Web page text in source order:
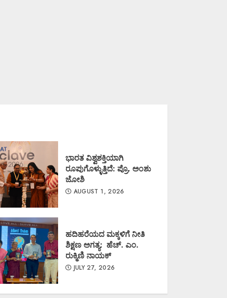
ಭಾರತ ವಿಶ್ವಶಕ್ತಿಯಾಗಿ
ರೂಪುಗೊಳ್ಳುತ್ತಿದೆ: ಪ್ರೊ. ಅಂಶು
ಜೋಶಿ
AUGUST 1, 2026
ಹದಿಹರೆಯದ ಮಕ್ಕಳಿಗೆ ನೀತಿ
ಶಿಕ್ಷಣ ಅಗತ್ಯ: ಹೆಚ್. ಎಂ.
ರುಕ್ಮಿಣಿ ನಾಯಕ್
JULY 27, 2026